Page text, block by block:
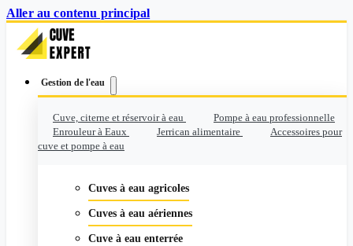
Aller au contenu principal
Gestion de l'eau
Cuve, citerne et réservoir à eau
Pompe à eau professionnelle
Enrouleur à Eaux
Jerrican alimentaire
Accessoires pour
cuve et pompe à eau
Cuves à eau agricoles
Cuves à eau aériennes
Cuve à eau enterrée